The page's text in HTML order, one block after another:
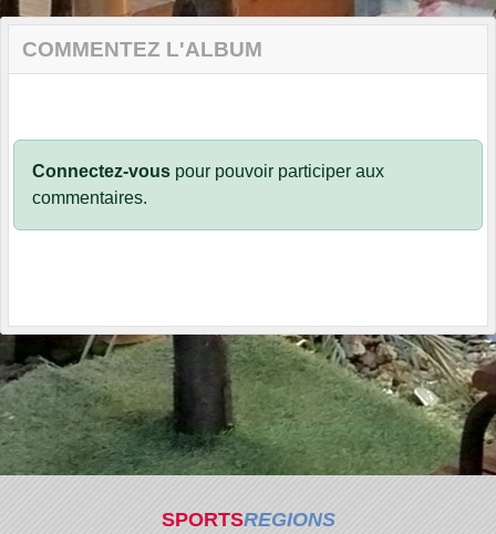
COMMENTEZ L'ALBUM
Connectez-vous pour pouvoir participer aux
commentaires.
SPORTSREGIONS